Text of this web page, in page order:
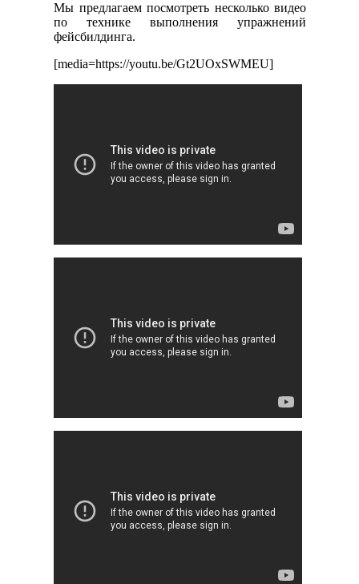
Мы предлагаем посмотреть несколько видео
по технике выполнения упражнений
фейсбилдинга.
[media=https://youtu.be/Gt2UOxSWMEU]